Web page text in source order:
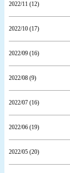
2022/11 (12)
2022/10 (17)
2022/09 (16)
2022/08 (9)
2022/07 (16)
2022/06 (19)
2022/05 (20)